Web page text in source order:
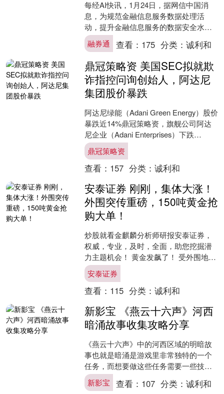
每经AI快讯，1月24日，据网信中国消
息，为规范金融信息服务数据处理活
动，提升金融信息服务的数据安全水平
融券通，依据《中华人民共和国网络安
全法》、《中华人民共和....
融券通 查看： 175 分类：诚利和
鼎冠策略资 美国SEC拟就欺
诈指控问询创始人，阿达尼
集团股价暴跌
阿达尼绿能（Adani Green Energy）股价
暴跌近14%鼎冠策略资，旗舰公司阿达
尼企业（Adani Enterprises）下跌
10.7%。美国证券交....
鼎冠策略资
查看： 157 分类： 诚利和
安泰证券 刚刚，集体大涨！
外围突传重磅，150吨黄金抢
购大单！
炒股就看金麒麟分析师研报安泰证券，
权威，专业，及时，全面，助您挖掘潜
力主题机会！ 黄金发飙了！ 受外围地缘
政治不稳影响，国际金价近期持续飙
升。今日，现货黄金站上....
安泰证券
查看： 115 分类： 诚利和
新影宝 《燕云十六声》河西
暗涌故事收集攻略分享
《燕云十六声》中的河西区域的明暗故
事也就是暗涌是游戏里非常独特的一个
任务，而想要做这些任务需要一些技
巧，首先是悬泉驿之事新影宝，我们来
到坎尔孜的这个传送点，到地....
新影宝 查看： 107 分类：诚利和